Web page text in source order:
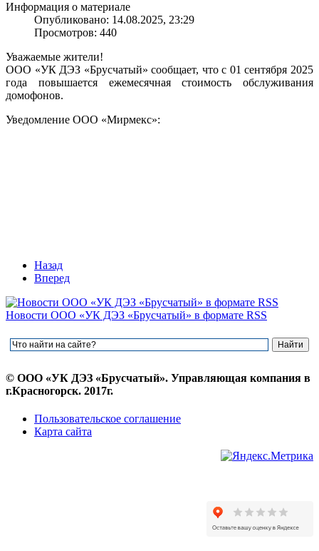
Информация о материале
Опубликовано: 14.08.2025, 23:29
Просмотров: 440
Уважаемые жители!
ООО «УК ДЭЗ «Брусчатый» сообщает, что с 01 сентября 2025
года повышается ежемесячная стоимость обслуживания
домофонов.
Уведомление ООО «Мирмекс»:
Назад
Вперед
Новости ООО «УК ДЭЗ «Брусчатый» в формате RSS
© ООО «УК ДЭЗ «Брусчатый». Управляющая компания в
г.Красногорск. 2017г.
Пользовательское соглашение
Карта сайта